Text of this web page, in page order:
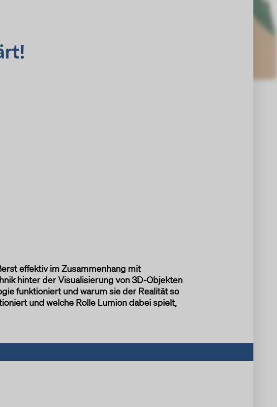
effektiv im Zusammenhang mit
hinter der Visualisierung von 3D-Objekten
funktioniert und warum sie der Realität so
und welche Rolle Lumion dabei spielt,